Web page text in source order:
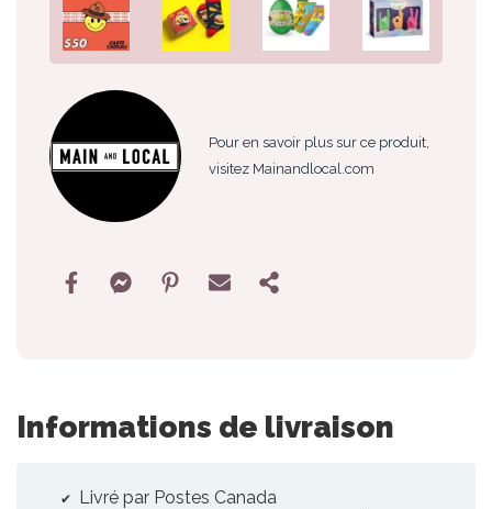
Pour en savoir plus sur ce produit,
visitez Mainandlocal.com
Informations de livraison
Livré par Postes Canada